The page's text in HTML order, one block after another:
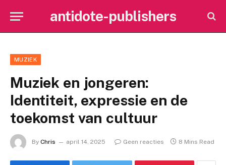
antidote-publishers
MUZIEK
Muziek en jongeren:
Identiteit, expressie en de
toekomst van cultuur
By Chris april 14, 2025 Geen reacties 8 Mins Read